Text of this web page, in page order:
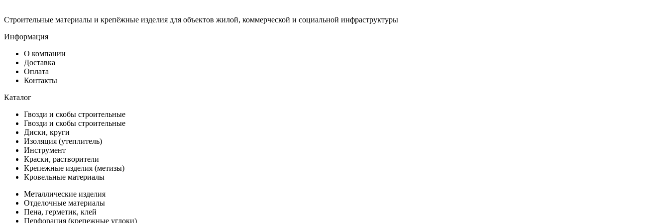
Строительные материалы и крепёжные изделия для объектов жилой, коммерческой и социальной инфраструктуры
Информация
О компании
Доставка
Оплата
Контакты
Каталог
Гвозди и скобы строительные
Гвозди и скобы строительные
Диски, круги
Изоляция (утеплитель)
Инструмент
Краски, растворители
Крепежные изделия (метизы)
Кровельные материалы
Металлические изделия
Отделочные материалы
Пена, герметик, клей
Перфорация (крепежные углоки)